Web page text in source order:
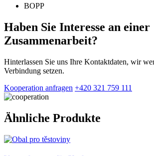
BOPP
Haben Sie Interesse an einer
Zusammenarbeit?
Hinterlassen Sie uns Ihre Kontaktdaten, wir
Verbindung setzen.
Kooperation anfragen +420 321 759 111
Ähnliche Produkte